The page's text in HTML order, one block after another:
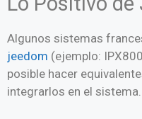
Algunos sistemas
jeedom (ejemplo:
posible hacer
integrarlos en el sistema.